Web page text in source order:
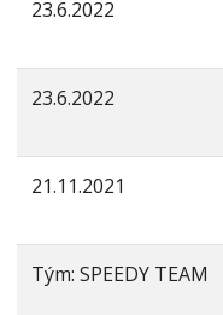
23.6.2022
23.6.2022
21.11.2021
Tým: SPEEDY TEAM